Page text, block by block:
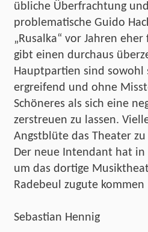
übliche Überfrachtung
problematische Guido
„Rusalka“ vor Jahren
gibt einen durchaus
Hauptpartien sind sowohl
ergreifend und ohne
Schöneres als sich eine
zerstreuen zu lassen.
Angstblüte das Theater
Der neue Intendant hat in
um das dortige
Radebeul zugute kommen
Sebastian Hennig